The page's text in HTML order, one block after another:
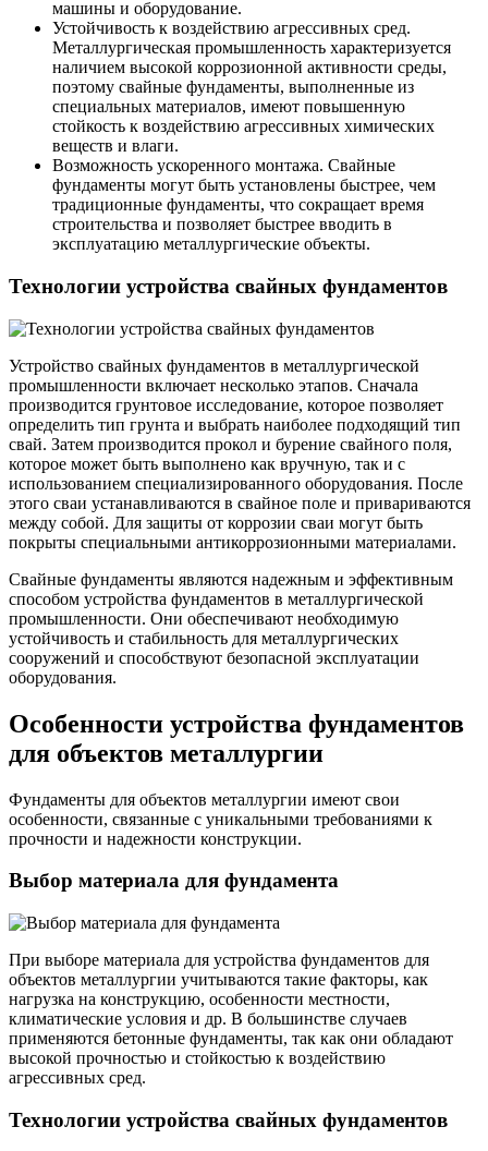
машины и оборудование.
Устойчивость к воздействию агрессивных сред.
Металлургическая промышленность характеризуется
наличием высокой коррозионной активности среды,
поэтому свайные фундаменты, выполненные из
специальных материалов, имеют повышенную
стойкость к воздействию агрессивных химических
веществ и влаги.
Возможность ускоренного монтажа. Свайные
фундаменты могут быть установлены быстрее, чем
традиционные фундаменты, что сокращает время
строительства и позволяет быстрее вводить в
эксплуатацию металлургические объекты.
Технологии устройства свайных фундаментов
Устройство свайных фундаментов в металлургической
промышленности включает несколько этапов. Сначала
производится грунтовое исследование, которое позволяет
определить тип грунта и выбрать наиболее подходящий тип
свай. Затем производится прокол и бурение свайного поля,
которое может быть выполнено как вручную, так и с
использованием специализированного оборудования. После
этого сваи устанавливаются в свайное поле и привариваются
между собой. Для защиты от коррозии сваи могут быть
покрыты специальными антикоррозионными материалами.
Свайные фундаменты являются надежным и эффективным
способом устройства фундаментов в металлургической
промышленности. Они обеспечивают необходимую
устойчивость и стабильность для металлургических
сооружений и способствуют безопасной эксплуатации
оборудования.
Особенности устройства фундаментов
для объектов металлургии
Фундаменты для объектов металлургии имеют свои
особенности, связанные с уникальными требованиями к
прочности и надежности конструкции.
Выбор материала для фундамента
При выборе материала для устройства фундаментов для
объектов металлургии учитываются такие факторы, как
нагрузка на конструкцию, особенности местности,
климатические условия и др. В большинстве случаев
применяются бетонные фундаменты, так как они обладают
высокой прочностью и стойкостью к воздействию
агрессивных сред.
Технологии устройства свайных фундаментов